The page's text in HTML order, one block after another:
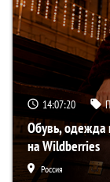
14:07:19
Обувь, одежда
на Wildberries
Россия